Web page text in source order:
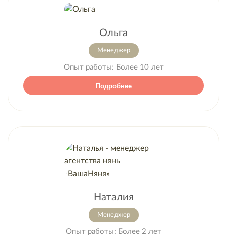
Ольга
Менеджер
Опыт работы: Более 10 лет
Подробнее
Наталия
Менеджер
Опыт работы: Более 2 лет